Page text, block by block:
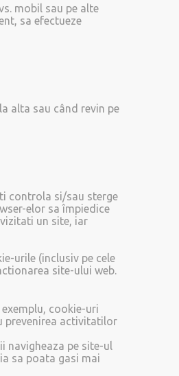
mobil sau pe alte
sa efectueze
alta sau când revin pe
controla si/sau sterge
elor sa împiedice
un site, iar
urile (inclusiv pe cele
site-ului web.
cookie-uri
prevenirea activitatilor
navigheaza pe site-ul
sa poata gasi mai